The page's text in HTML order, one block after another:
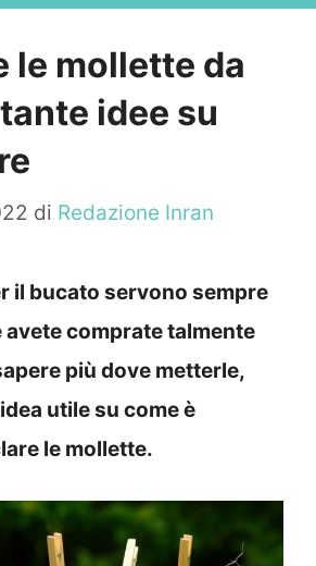
le mollette da
idee su
di Redazione Inran
il bucato servono sempre
avete comprate talmente
più dove metterle,
utile su come è
le mollette.